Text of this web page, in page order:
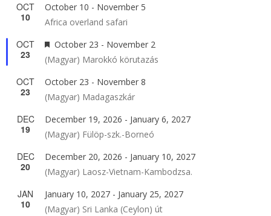
OCT
10
October 10 - November 5
Africa overland safari
OCT
23
Featured
October 23 - November 2
(Magyar) Marokkó körutazás
OCT
23
October 23 - November 8
(Magyar) Madagaszkár
DEC
19
December 19, 2026 - January 6, 2027
(Magyar) Fülöp-szk.-Borneó
DEC
20
December 20, 2026 - January 10, 2027
(Magyar) Laosz-Vietnam-Kambodzsa.
JAN
10
January 10, 2027 - January 25, 2027
(Magyar) Sri Lanka (Ceylon) út